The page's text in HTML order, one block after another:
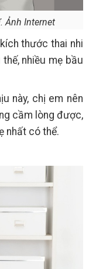
Ảnh Internet
thước thai nhi
nhiều mẹ bầu
này, chị em nên
cầm lòng được,
nhất có thể.